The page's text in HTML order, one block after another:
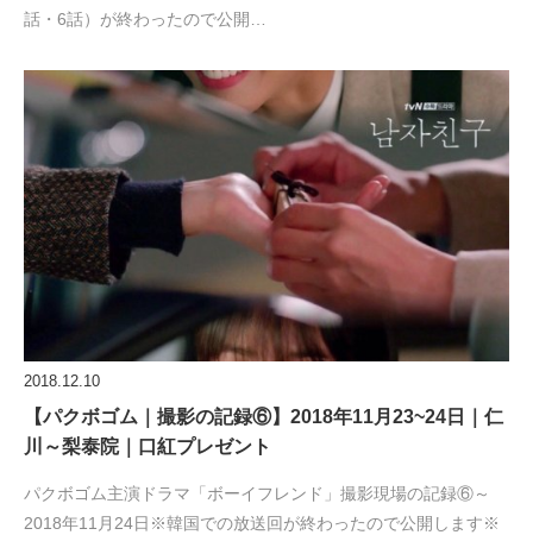
話・6話）が終わったので公開…
2018.12.10
【パクボゴム｜撮影の記録⑥】2018年11月23~24日｜仁
川～梨泰院｜口紅プレゼント
パクボゴム主演ドラマ「ボーイフレンド」撮影現場の記録⑥～
2018年11月24日※韓国での放送回が終わったので公開します※